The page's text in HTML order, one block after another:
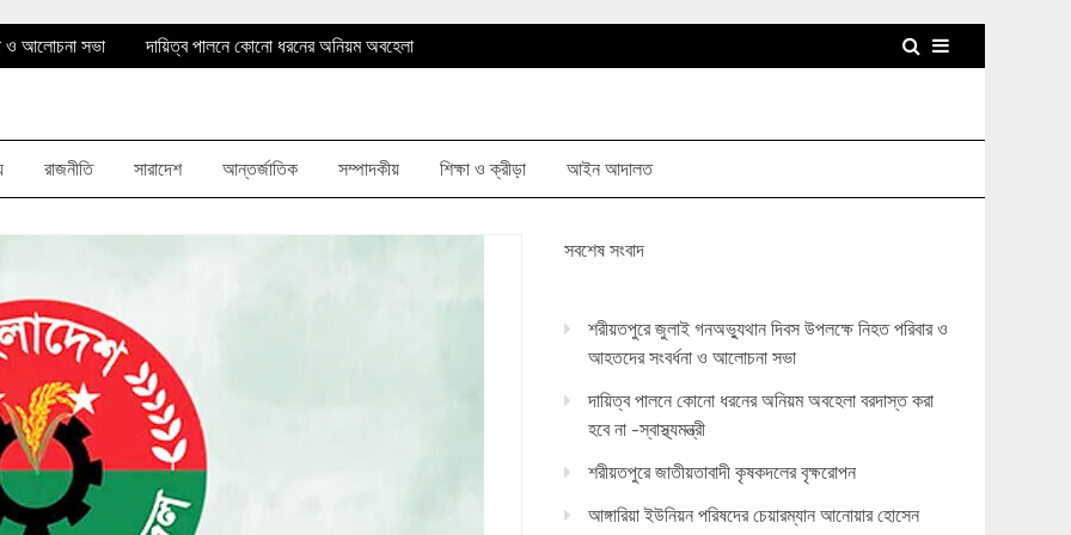
ও আলোচনা সভা
দায়িত্ব পালনে কোনো ধরনের অনিয়ম অবহেলা
ও আলোচনা সভা
দায়িত্ব পালনে কোনো ধরনের অনিয়ম অবহেলা
আঙ্গারিয়া ইউনিয়ন পরিষদের চেয়ারম্যান আনোয়ার হোসেন
রাজনীতি সারাদেশ আন্তর্জাতিক সম্পাদকীয় শিক্ষা ও ক্রীড়া আইন আদালত
সবশেষ সংবাদ
শরীয়তপুরে জুলাই গনঅভ্যুথান দিবস উপলক্ষে নিহত পরিবার ও
আহতদের সংবর্ধনা ও আলোচনা সভা
দায়িত্ব পালনে কোনো ধরনের অনিয়ম অবহেলা বরদাস্ত করা
হবে না -স্বাস্থ্যমন্ত্রী
শরীয়তপুরে জাতীয়তাবাদী কৃষকদলের বৃক্ষরোপন
আঙ্গারিয়া ইউনিয়ন পরিষদের চেয়ারম্যান আনোয়ার হোসেন